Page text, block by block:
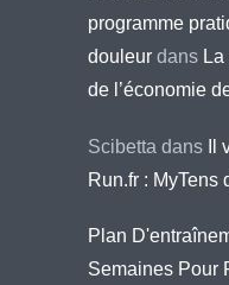
programme
douleur dans
de l’économie
Scibetta dans
Run.fr : MyTens
Plan
Semaines Pour